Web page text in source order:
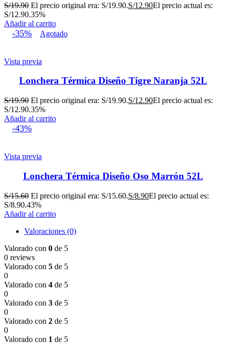
S/19.90 El precio original era: S/19.90.S/12.90El precio actual es:
S/12.90.35%
Añadir al carrito
-35% Agotado
Vista previa
Lonchera Térmica Diseño Tigre Naranja 52L
S/19.90 El precio original era: S/19.90.S/12.90El precio actual es:
S/12.90.35%
Añadir al carrito
-43%
Vista previa
Lonchera Térmica Diseño Oso Marrón 52L
S/15.60 El precio original era: S/15.60.S/8.90El precio actual es:
S/8.90.43%
Añadir al carrito
Valoraciones (0)
Valorado con 0 de 5
0 reviews
Valorado con 5 de 5
0
Valorado con 4 de 5
0
Valorado con 3 de 5
0
Valorado con 2 de 5
0
Valorado con 1 de 5